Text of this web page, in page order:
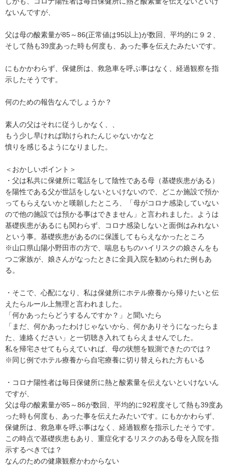
ないんですが、
父は母の酸素量が85～86(正常値は95以上)が数回、平均的に９２、
そして熱も39度あった時も何度も、あった事を伝えたみたいです。
にもかかわらず、保健所は、救急車を呼ぶ事はなく、経過観察を指
示したそうです。
何のための報告なんでしょうか？
素人の父はそれに従うしかなく、、
もう少し早ければ助けられたんじゃないかなと
憤りを感じるようになりました。
＜おかしいポイント＞
・父は私共に保健所に電話をして陰性である母（基礎疾患がある）
を陽性である父が世話をしないといけないので、どこか施設で預か
ってもらえないかと嘆願したところ、「母がコロナ感染していない
ので他の施設では預かる事はできません」と言われました。ようは
基礎疾患があるにも関わらず、コロナ感染しないと面倒はみれない
という事。基礎疾患があるのに保護してもらえなかったところ
※山口県山陽小野田市の方で、喘息もちのハイリスクの娘さんをも
つご家族が、娘さんがなったときに全員入院を勧められた例もあ
る。
・そこで、心配になり、私は保健所にホテル療養から帰りたいと伝
えたらルール上無理と言われました。
「何かあったらどうするんですか？」と聞いたら
「まだ、何かあったわけじゃないから、何かありそうになったらま
た、連絡ください」と一切聴き入れてもらえませんでした。
私を帰宅させてもらえていれば、母の状態を観測できたのでは？
※同じ例でホテル療養から自宅療養に切り替えられた方もいる
・コロナ陽性者は毎日保健所に熱と酸素量を伝えないといけないん
ですが、
父は母の酸素量が85～86が数回、平均的に92程度そして熱も39度あ
った時も何度も、あった事を伝えたみたいです。にもかかわらず、
保健所は、救急車を呼ぶ事はなく、経過観察を指示したそうです。
この時点で基礎疾患もあり、重症化するリスクのある母を入院を指
示するべきでは？
なんのための健康観察かわからない